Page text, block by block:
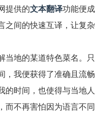
提供的文本翻译功能便成
之间的快速互译，让复杂
当地的某道特色菜名。只
，我便获得了准确且流畅
的时间，也使得与当地人
而不再害怕因为语言不同